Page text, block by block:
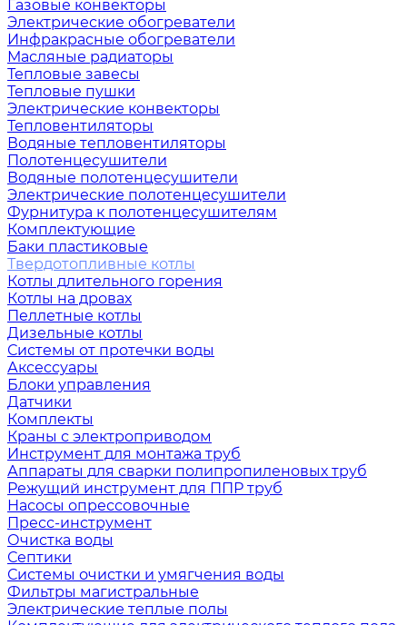
Газовые конвекторы
Электрические обогреватели
Инфракрасные обогреватели
Масляные радиаторы
Тепловые завесы
Тепловые пушки
Электрические конвекторы
Тепловентиляторы
Водяные тепловентиляторы
Полотенцесушители
Водяные полотенцесушители
Электрические полотенцесушители
Фурнитура к полотенцесушителям
Комплектующие
Баки пластиковые
Твердотопливные котлы
Котлы длительного горения
Котлы на дровах
Пеллетные котлы
Дизельные котлы
Системы от протечки воды
Аксессуары
Блоки управления
Датчики
Комплекты
Краны с электроприводом
Инструмент для монтажа труб
Аппараты для сварки полипропиленовых труб
Режущий инструмент для ППР труб
Насосы опрессовочные
Пресс-инструмент
Очистка воды
Септики
Системы очистки и умягчения воды
Фильтры магистральные
Электрические теплые полы